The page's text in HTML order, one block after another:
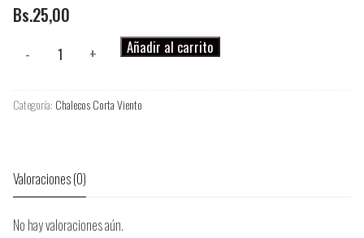
Bs.25,00
cantidad
- + Añadir al carrito
Categoría: Chalecos Corta Viento
Valoraciones (0)
No hay valoraciones aún.